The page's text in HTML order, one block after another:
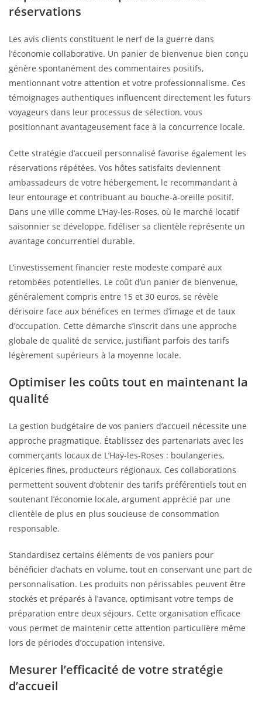
réservations
Les avis clients constituent le nerf de la guerre dans
l’économie collaborative. Un panier de bienvenue bien conçu
génère spontanément des commentaires positifs,
mentionnant votre attention et votre professionnalisme. Ces
témoignages authentiques influencent directement les futurs
voyageurs dans leur processus de sélection, vous
positionnant avantageusement face à la concurrence locale.
Cette stratégie d’accueil personnalisé favorise également les
réservations répétées. Vos hôtes satisfaits deviennent
ambassadeurs de votre hébergement, le recommandant à
leur entourage et contribuant au bouche-à-oreille positif.
Dans une ville comme L’Haÿ-les-Roses, où le marché locatif
saisonnier se développe, fidéliser sa clientèle représente un
avantage concurrentiel durable.
L’investissement financier reste modeste comparé aux
retombées potentielles. Le coût d’un panier de bienvenue,
généralement compris entre 15 et 30 euros, se révèle
dérisoire face aux bénéfices en termes d’image et de taux
d’occupation. Cette démarche s’inscrit dans une approche
globale de qualité de service, justifiant parfois des tarifs
légèrement supérieurs à la moyenne locale.
Optimiser les coûts tout en maintenant la
qualité
La gestion budgétaire de vos paniers d’accueil nécessite une
approche pragmatique. Établissez des partenariats avec les
commerçants locaux de L’Haÿ-les-Roses : boulangeries,
épiceries fines, producteurs régionaux. Ces collaborations
permettent souvent d’obtenir des tarifs préférentiels tout en
soutenant l’économie locale, argument apprécié par une
clientèle de plus en plus soucieuse de consommation
responsable.
Standardisez certains éléments de vos paniers pour
bénéficier d’achats en volume, tout en conservant une part de
personnalisation. Les produits non périssables peuvent être
stockés et préparés à l’avance, optimisant votre temps de
préparation entre deux séjours. Cette organisation efficace
vous permet de maintenir cette attention particulière même
lors de périodes d’occupation intensive.
Mesurer l’efficacité de votre stratégie
d’accueil